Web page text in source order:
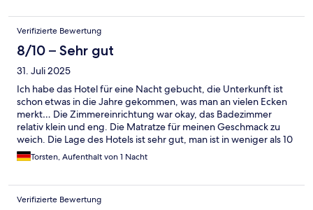
Verifizierte Bewertung
8/10 – Sehr gut
31. Juli 2025
Ich habe das Hotel für eine Nacht gebucht, die Unterkunft ist
schon etwas in die Jahre gekommen, was man an vielen Ecken
merkt… Die Zimmereinrichtung war okay, das Badezimmer
relativ klein und eng. Die Matratze für meinen Geschmack zu
weich. Die Lage des Hotels ist sehr gut, man ist in weniger als 10
Minuten in der Stadt. Das Frühstück ist relativ einfach, aber
völlig okay. Das Personal ist freundlich. Wer eine günstige
stimmt.
Torsten, Aufenthalt von 1 Nacht
Verifizierte Bewertung